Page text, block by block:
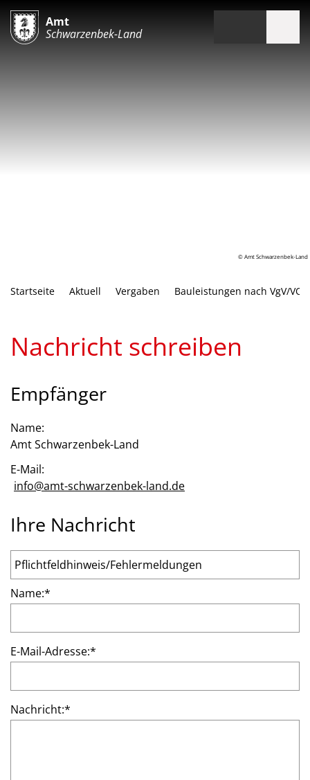
Amt
Schwarzenbek-Land
© Amt Schwarzenbek-Land
Startseite Aktuell Vergaben Bauleistungen nach VgV/VOB
Nachricht schreiben
Empfänger
Name:
Amt Schwarzenbek-Land
E-Mail:
info@amt-schwarzenbek-land.de
Ihre Nachricht
Name:*
E-Mail-Adresse:*
Nachricht:*